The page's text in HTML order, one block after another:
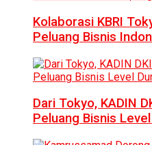
Kolaborasi KBRI
Peluang Bisnis
Dari Tokyo, KADIN
Peluang Bisnis